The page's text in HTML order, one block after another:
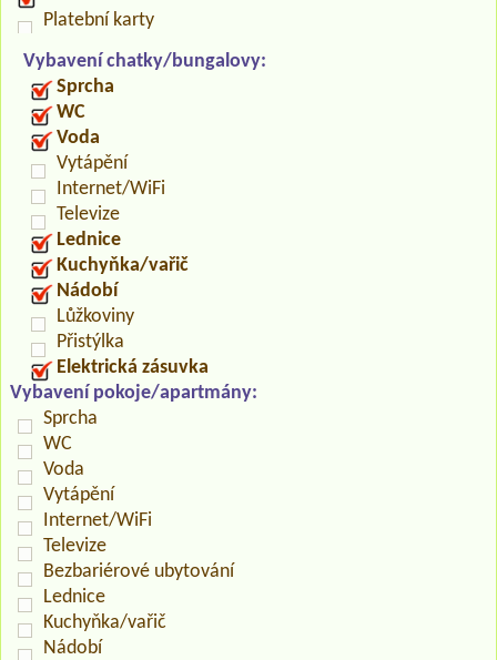
Platební karty
Vybavení chatky/bungalovy:
Sprcha
WC
Voda
Vytápění
Internet/WiFi
Televize
Lednice
Kuchyňka/vařič
Nádobí
Lůžkoviny
Přistýlka
Elektrická zásuvka
Vybavení pokoje/apartmány:
Sprcha
WC
Voda
Vytápění
Internet/WiFi
Televize
Bezbariérové ubytování
Lednice
Kuchyňka/vařič
Nádobí